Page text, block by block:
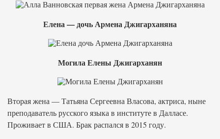
Елена — дочь Армена Джигарханяна
Могила Елены Джигарханян
Вторая жена — Татьяна Сергеевна Власова, актриса, ныне
преподаватель русского языка в институте в Далласе.
Проживает в США. Брак распался в 2015 году.